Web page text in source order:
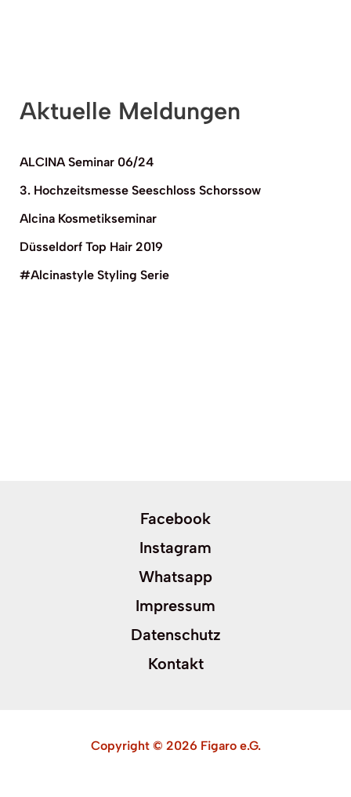
Aktuelle Meldungen
ALCINA Seminar 06/24
3. Hochzeitsmesse Seeschloss Schorssow
Alcina Kosmetikseminar
Düsseldorf Top Hair 2019
#Alcinastyle Styling Serie
Facebook
Instagram
Whatsapp
Impressum
Datenschutz
Kontakt
Copyright © 2026 Figaro e.G.